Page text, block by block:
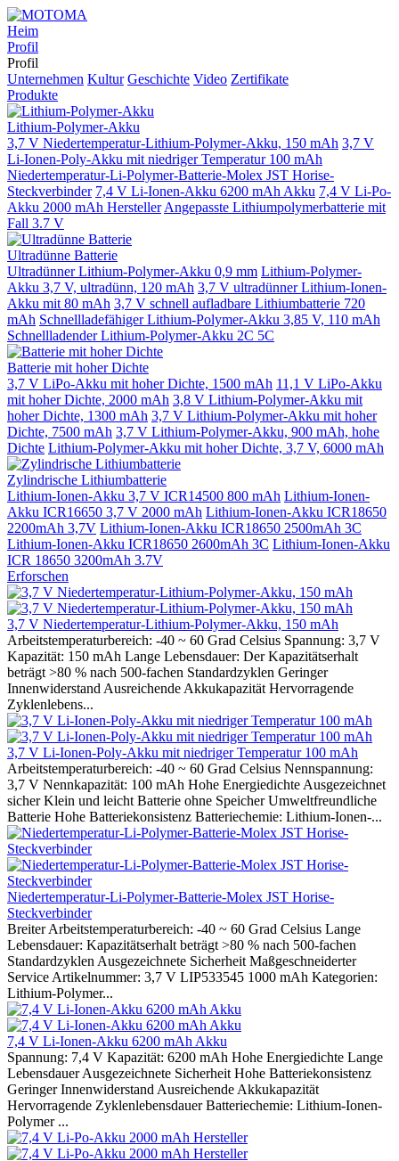
Heim
Profil
Profil
Unternehmen Kultur Geschichte Video Zertifikate
Produkte
Lithium-Polymer-Akku
3,7 V Niedertemperatur-Lithium-Polymer-Akku, 150 mAh 3,7 V
Li-Ionen-Poly-Akku mit niedriger Temperatur 100 mAh
Niedertemperatur-Li-Polymer-Batterie-Molex JST Horise-
Steckverbinder 7,4 V Li-Ionen-Akku 6200 mAh Akku 7,4 V Li-Po-
Akku 2000 mAh Hersteller Angepasste Lithiumpolymerbatterie mit
Fall 3.7 V
Ultradünne Batterie
Ultradünner Lithium-Polymer-Akku 0,9 mm Lithium-Polymer-
Akku 3,7 V, ultradünn, 120 mAh 3,7 V ultradünner Lithium-Ionen-
Akku mit 80 mAh 3,7 V schnell aufladbare Lithiumbatterie 720
mAh Schnellladefähiger Lithium-Polymer-Akku 3,85 V, 110 mAh
Schnellladender Lithium-Polymer-Akku 2C 5C
Batterie mit hoher Dichte
3,7 V LiPo-Akku mit hoher Dichte, 1500 mAh 11,1 V LiPo-Akku
mit hoher Dichte, 2000 mAh 3,8 V Lithium-Polymer-Akku mit
hoher Dichte, 1300 mAh 3,7 V Lithium-Polymer-Akku mit hoher
Dichte, 7500 mAh 3,7 V Lithium-Polymer-Akku, 900 mAh, hohe
Dichte Lithium-Polymer-Akku mit hoher Dichte, 3,7 V, 6000 mAh
Zylindrische Lithiumbatterie
Lithium-Ionen-Akku 3,7 V ICR14500 800 mAh Lithium-Ionen-
Akku ICR16650 3,7 V 2000 mAh Lithium-Ionen-Akku ICR18650
2200mAh 3,7V Lithium-Ionen-Akku ICR18650 2500mAh 3C
Lithium-Ionen-Akku ICR18650 2600mAh 3C Lithium-Ionen-Akku
ICR 18650 3200mAh 3.7V
Erforschen
3,7 V Niedertemperatur-Lithium-Polymer-Akku, 150 mAh
Arbeitstemperaturbereich: -40 ~ 60 Grad Celsius Spannung: 3,7 V
Kapazität: 150 mAh Lange Lebensdauer: Der Kapazitätserhalt
beträgt >80 % nach 500-fachen Standardzyklen Geringer
Innenwiderstand Ausreichende Akkukapazität Hervorragende
Zyklenlebens...
3,7 V Li-Ionen-Poly-Akku mit niedriger Temperatur 100 mAh
Arbeitstemperaturbereich: -40 ~ 60 Grad Celsius Nennspannung:
3,7 V Nennkapazität: 100 mAh Hohe Energiedichte Ausgezeichnet
sicher Klein und leicht Batterie ohne Speicher Umweltfreundliche
Batterie Hohe Batteriekonsistenz Batteriechemie: Lithium-Ionen-...
Niedertemperatur-Li-Polymer-Batterie-Molex JST Horise-
Steckverbinder
Breiter Arbeitstemperaturbereich: -40 ~ 60 Grad Celsius Lange
Lebensdauer: Kapazitätserhalt beträgt >80 % nach 500-fachen
Standardzyklen Ausgezeichnete Sicherheit Maßgeschneiderter
Service Artikelnummer: 3,7 V LIP533545 1000 mAh Kategorien:
Lithium-Polymer...
7,4 V Li-Ionen-Akku 6200 mAh Akku
Spannung: 7,4 V Kapazität: 6200 mAh Hohe Energiedichte Lange
Lebensdauer Ausgezeichnete Sicherheit Hohe Batteriekonsistenz
Geringer Innenwiderstand Ausreichende Akkukapazität
Hervorragende Zyklenlebensdauer Batteriechemie: Lithium-Ionen-
Polymer ...